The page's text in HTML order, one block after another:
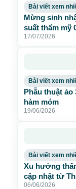
Bài viết xem
Mừng sinh
suất thẩm mỹ
17/07/2026
Bài viết xem
Phẫu thuật
hàm móm
19/06/2026
Bài viết xem
Xu hướng
cập nhật từ
06/06/2026